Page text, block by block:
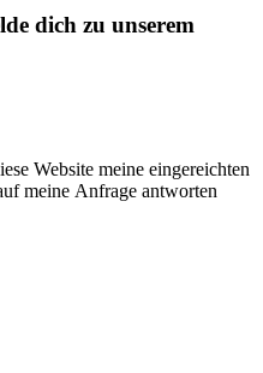
dich zu unserem
Website meine eingereichten
meine Anfrage antworten